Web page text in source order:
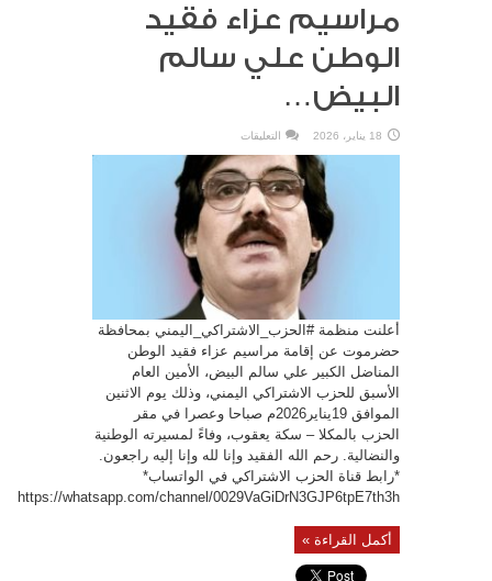
مراسيم عزاء فقيد
الوطن علي سالم
البيض…
18 يناير، 2026 التعليقات
الحزب
الاشتراكي
اليمني
بحضرموت
تعلن
مراسيم
عزاء
فقيد
الوطن
سالم
البيض…
مغلقة
أعلنت منظمة #الحزب_الاشتراكي_اليمني بمحافظة
حضرموت عن إقامة مراسيم عزاء فقيد الوطن
المناضل الكبير علي سالم البيض، الأمين العام
الأسبق للحزب الاشتراكي اليمني، وذلك يوم الاثنين
الموافق 19يناير2026م صباحا وعصرا في مقر
الحزب بالمكلا – سكة يعقوب، وفاءً لمسيرته الوطنية
والنضالية. رحم الله الفقيد وإنا لله وإنا إليه راجعون.
*رابط قناة الحزب الاشتراكي في الواتساب*
https://whatsapp.com/channel/0029VaGiDrN3GJP6tpE7th3h
أكمل القراءة »